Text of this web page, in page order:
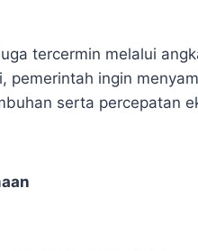
tercermin melalui
pemerintah ingin
serta percepatan